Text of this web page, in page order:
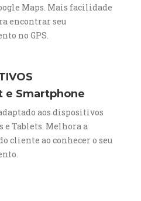
Maps. Mais facilidade
encontrar seu
no GPS.
e Smartphone
aos dispositivos
e Tablets. Melhora a
cliente ao conhecer o seu